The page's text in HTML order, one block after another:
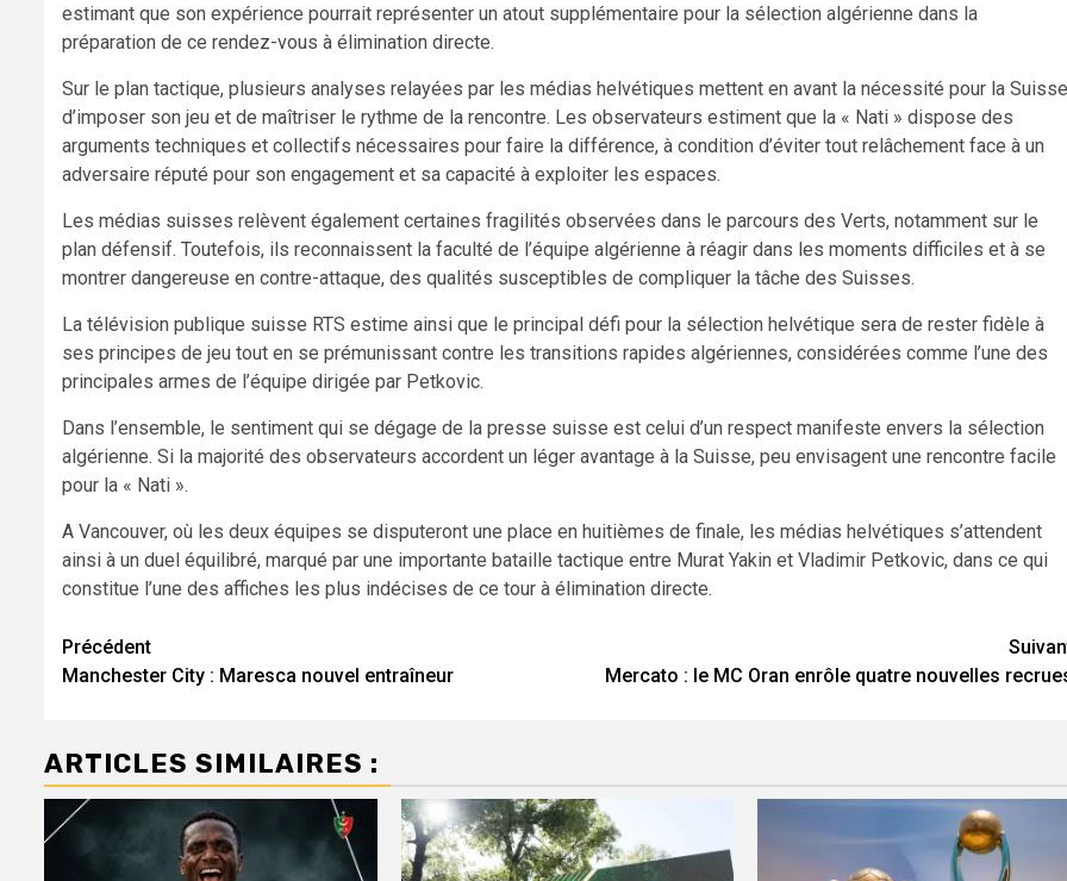
estimant que son expérience pourrait représenter un atout supplémentaire pour la sélection algérienne dans la
préparation de ce rendez-vous à élimination directe.
Sur le plan tactique, plusieurs analyses relayées par les médias helvétiques mettent en avant la nécessité pour la Suisse
d’imposer son jeu et de maîtriser le rythme de la rencontre. Les observateurs estiment que la « Nati » dispose des
arguments techniques et collectifs nécessaires pour faire la différence, à condition d’éviter tout relâchement face à un
adversaire réputé pour son engagement et sa capacité à exploiter les espaces.
Les médias suisses relèvent également certaines fragilités observées dans le parcours des Verts, notamment sur le
plan défensif. Toutefois, ils reconnaissent la faculté de l’équipe algérienne à réagir dans les moments difficiles et à se
montrer dangereuse en contre-attaque, des qualités susceptibles de compliquer la tâche des Suisses.
La télévision publique suisse RTS estime ainsi que le principal défi pour la sélection helvétique sera de rester fidèle à
ses principes de jeu tout en se prémunissant contre les transitions rapides algériennes, considérées comme l’une des
principales armes de l’équipe dirigée par Petkovic.
Dans l’ensemble, le sentiment qui se dégage de la presse suisse est celui d’un respect manifeste envers la sélection
algérienne. Si la majorité des observateurs accordent un léger avantage à la Suisse, peu envisagent une rencontre facile
pour la « Nati ».
A Vancouver, où les deux équipes se disputeront une place en huitièmes de finale, les médias helvétiques s’attendent
ainsi à un duel équilibré, marqué par une importante bataille tactique entre Murat Yakin et Vladimir Petkovic, dans ce qui
constitue l’une des affiches les plus indécises de ce tour à élimination directe.
Navigation
d’article
Précédent
Manchester City : Maresca nouvel entraîneur
Mercato : le MC Oran enrôle quatre nouvelles
ARTICLES SIMILAIRES :